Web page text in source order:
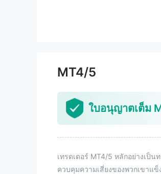
MT4/5
ใบอนุญาตเต็ม
เทรดเดอร์ MT4/5 หลักอย่างเป็
ควบคุมความเสี่ยงของพวกเขาแข็